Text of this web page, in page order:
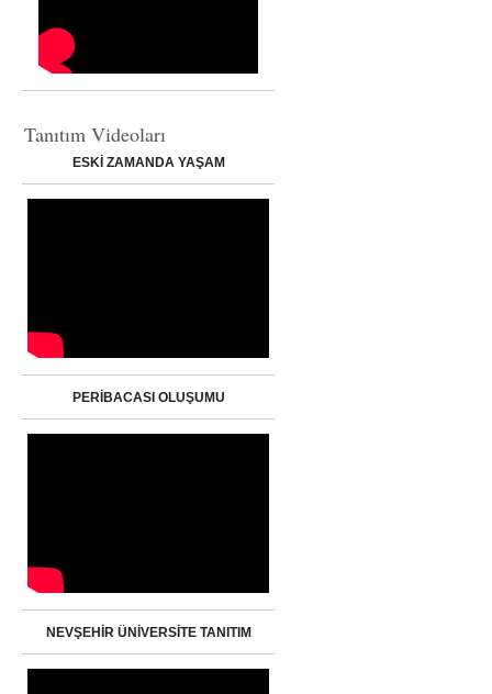
Tanıtım Videoları
ESKİ ZAMANDA YAŞAM
PERİBACASI OLUŞUMU
NEVŞEHİR ÜNİVERSİTE TANITIM